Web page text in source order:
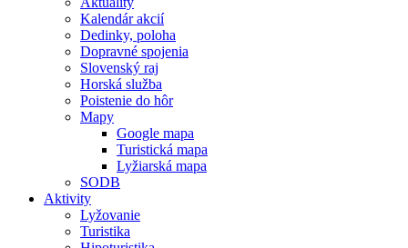
Kalendár akcií
Dedinky, poloha
Dopravné spojenia
Slovenský raj
Horská služba
Poistenie do hôr
Mapy
Google mapa
Turistická mapa
Lyžiarská mapa
SODB
Aktivity
Lyžovanie
Turistika